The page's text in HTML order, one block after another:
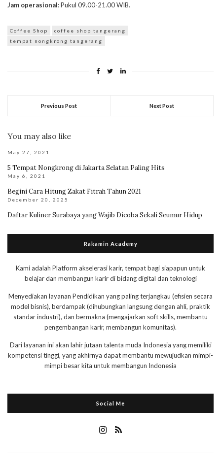
Jam operasional: Pukul 09.00-21.00 WIB.
Coffee Shop
coffee shop tangerang
tempat nongkrong tangerang
Previous Post Next Post
You may also like
May 27, 2021
5 Tempat Nongkrong di Jakarta Selatan Paling Hits
May 6, 2021
Begini Cara Hitung Zakat Fitrah Tahun 2021
December 20, 2025
Daftar Kuliner Surabaya yang Wajib Dicoba Sekali Seumur Hidup
Rakamin Academy
Kami adalah Platform akselerasi karir, tempat bagi siapapun untuk
belajar dan membangun karir di bidang digital dan teknologi
Menyediakan layanan Pendidikan yang paling terjangkau (efisien secara
model bisnis), berdampak (dihubungkan langsung dengan ahli, praktik
standar industri), dan bermakna (mengajarkan soft skills, membantu
pengembangan karir, membangun komunitas).
Dari layanan ini akan lahir jutaan talenta muda Indonesia yang memiliki
kompetensi tinggi, yang akhirnya dapat membantu mewujudkan mimpi-
mimpi besar kita untuk membangun Indonesia
Social Me